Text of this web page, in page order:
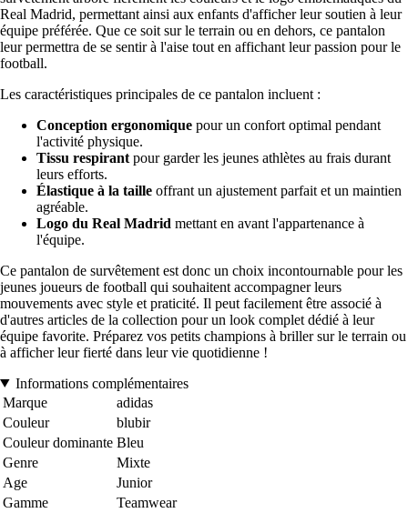
Real Madrid, permettant ainsi aux enfants d'afficher leur soutien à leur
équipe préférée. Que ce soit sur le terrain ou en dehors, ce pantalon
leur permettra de se sentir à l'aise tout en affichant leur passion pour le
football.
Les caractéristiques principales de ce pantalon incluent :
Conception ergonomique pour un confort optimal pendant
l'activité physique.
Tissu respirant pour garder les jeunes athlètes au frais durant
leurs efforts.
Élastique à la taille offrant un ajustement parfait et un maintien
agréable.
Logo du Real Madrid mettant en avant l'appartenance à
l'équipe.
Ce pantalon de survêtement est donc un choix incontournable pour les
jeunes joueurs de football qui souhaitent accompagner leurs
mouvements avec style et praticité. Il peut facilement être associé à
d'autres articles de la collection pour un look complet dédié à leur
équipe favorite. Préparez vos petits champions à briller sur le terrain ou
à afficher leur fierté dans leur vie quotidienne !
Informations complémentaires
Marque
adidas
Couleur
blubir
Couleur dominante Bleu
Genre
Mixte
Age
Junior
Gamme
Teamwear